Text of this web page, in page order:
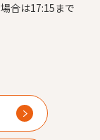
合は17:15まで